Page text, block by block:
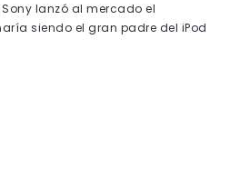
lanzó al mercado el
siendo el gran padre del iPod